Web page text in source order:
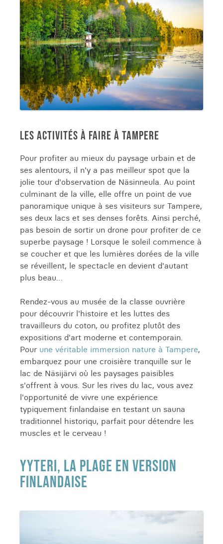
LES ACTIVITÉS À FAIRE À TAMPERE
Pour profiter au mieux du paysage urbain et de
ses alentours, il n'y a pas meilleur spot que la
jolie tour d'observation de Näsinneula. Au point
culminant de la ville, elle offre un point de vue
panoramique unique à ses visiteurs sur Tampere,
ses deux lacs et ses denses forêts. Ainsi perché,
pas besoin de sortir un drone pour profiter de ce
superbe paysage ! Lorsque le soleil commence à
se coucher et que les lumières dorées de la ville
se réveillent, le spectacle en devient d'autant
plus beau…
Rendez-vous au musée de la classe ouvrière
pour découvrir l'histoire et les luttes des
travailleurs du coton, ou profitez plutôt des
expositions d'art moderne et contemporain.
Pour une véritable immersion nature à Tampere,
embarquez pour une croisière tranquille sur le
lac de Näsijärvi où les paysages paisibles
s'offrent à vous. Sur les rives du lac, vous avez
l'opportunité de vivre une expérience
typiquement finlandaise en testant un sauna
traditionnel historiqu, parfait pour détendre les
muscles et le cerveau !
YYTERI, LA PLAGE EN VERSION
FINLANDAISE